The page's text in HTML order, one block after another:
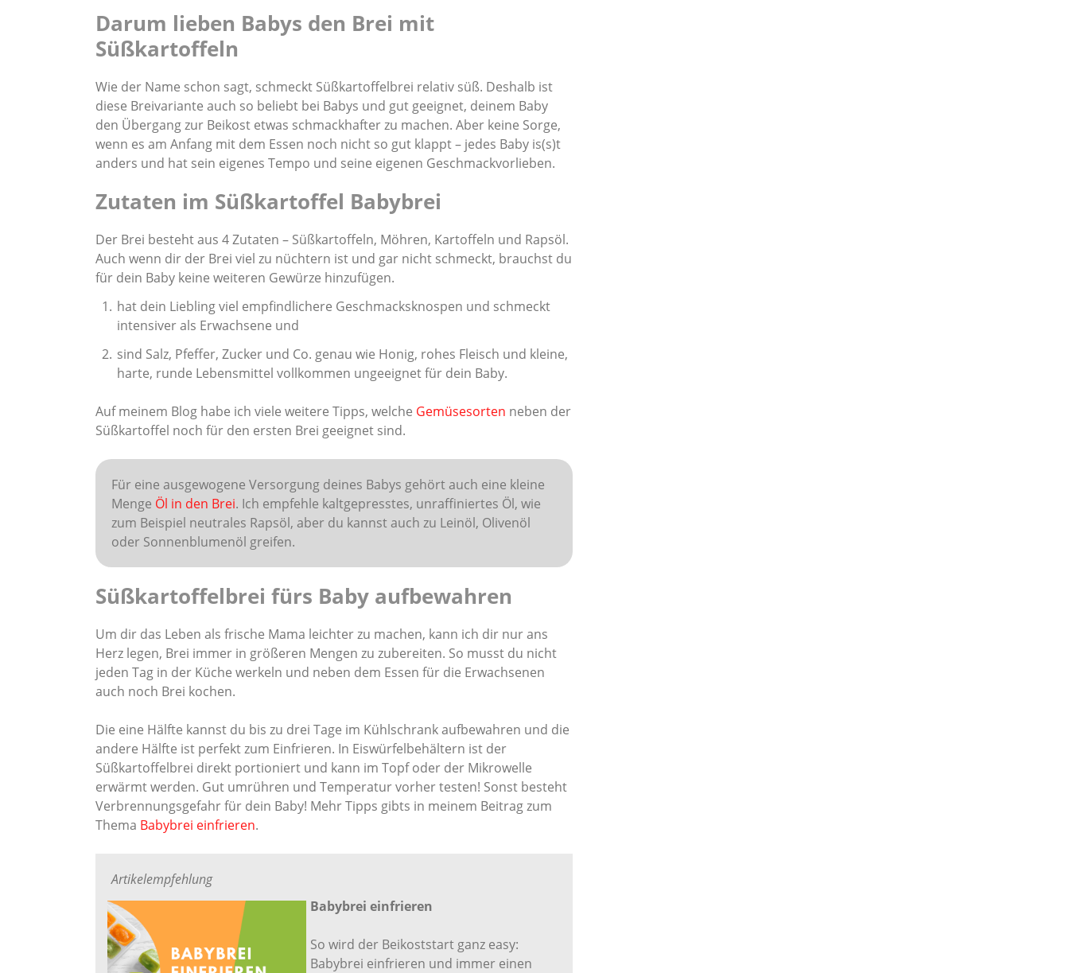
Darum lieben Babys den Brei mit
Süßkartoffeln
Wie der Name schon sagt, schmeckt Süßkartoffelbrei relativ süß. Deshalb ist
diese Breivariante auch so beliebt bei Babys und gut geeignet, deinem Baby
den Übergang zur Beikost etwas schmackhafter zu machen. Aber keine Sorge,
wenn es am Anfang mit dem Essen noch nicht so gut klappt – jedes Baby is(s)t
anders und hat sein eigenes Tempo und seine eigenen Geschmackvorlieben.
Zutaten im Süßkartoffel Babybrei
Der Brei besteht aus 4 Zutaten – Süßkartoffeln, Möhren, Kartoffeln und Rapsöl.
Auch wenn dir der Brei viel zu nüchtern ist und gar nicht schmeckt, brauchst du
für dein Baby keine weiteren Gewürze hinzufügen.
hat dein Liebling viel empfindlichere Geschmacksknospen und schmeckt
intensiver als Erwachsene und
sind Salz, Pfeffer, Zucker und Co. genau wie Honig, rohes Fleisch und kleine,
harte, runde Lebensmittel vollkommen ungeeignet für dein Baby.
Auf meinem Blog habe ich viele weitere Tipps, welche Gemüsesorten neben der
Süßkartoffel noch für den ersten Brei geeignet sind.
Für eine ausgewogene Versorgung deines Babys gehört auch eine kleine
Menge Öl in den Brei. Ich empfehle kaltgepresstes, unraffiniertes Öl, wie
zum Beispiel neutrales Rapsöl, aber du kannst auch zu Leinöl, Olivenöl
oder Sonnenblumenöl greifen.
Süßkartoffelbrei fürs Baby aufbewahren
Um dir das Leben als frische Mama leichter zu machen, kann ich dir nur ans
Herz legen, Brei immer in größeren Mengen zu zubereiten. So musst du nicht
jeden Tag in der Küche werkeln und neben dem Essen für die Erwachsenen
auch noch Brei kochen.
Die eine Hälfte kannst du bis zu drei Tage im Kühlschrank aufbewahren und die
andere Hälfte ist perfekt zum Einfrieren. In Eiswürfelbehältern ist der
Süßkartoffelbrei direkt portioniert und kann im Topf oder der Mikrowelle
erwärmt werden. Gut umrühren und Temperatur vorher testen! Sonst besteht
Verbrennungsgefahr für dein Baby! Mehr Tipps gibts in meinem Beitrag zum
Thema Babybrei einfrieren.
Artikelempfehlung
Babybrei einfrieren
So wird der Beikoststart ganz easy:
Babybrei einfrieren und immer einen